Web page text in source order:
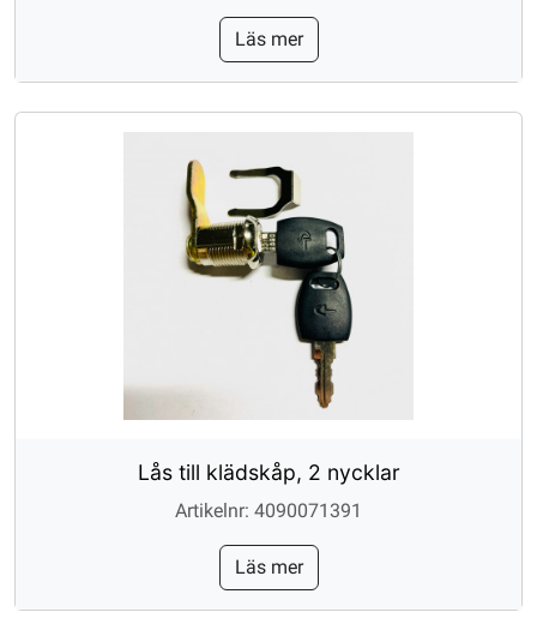
Läs mer
Lås till klädskåp, 2 nycklar
Artikelnr: 4090071391
Läs mer